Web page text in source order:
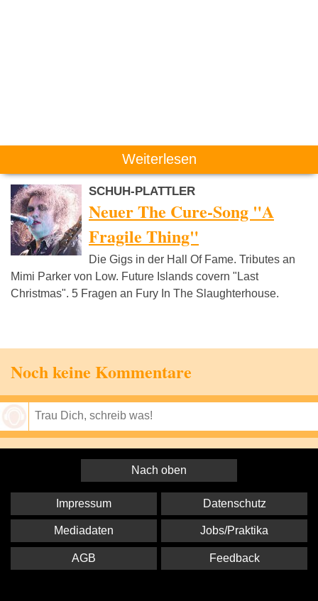
Weiterlesen
SCHUH-PLATTLER
Neuer The Cure-Song "A
Fragile Thing"
Die Gigs in der Hall Of Fame. Tributes an
Mimi Parker von Low. Future Islands covern "Last
Christmas". 5 Fragen an Fury In The Slaughterhouse.
Noch keine Kommentare
Nach oben
Impressum Datenschutz
Mediadaten Jobs/Praktika
AGB Feedback